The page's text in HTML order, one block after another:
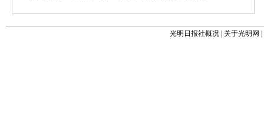
光明日报社概况 关于光明网